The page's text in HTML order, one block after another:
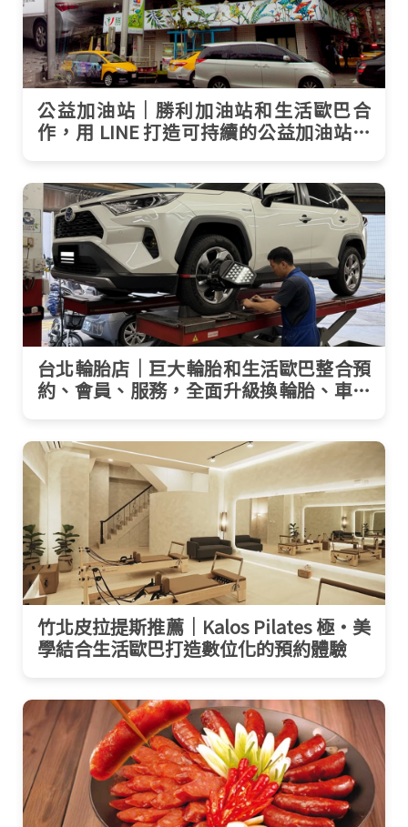
公益加油站｜勝利加油站和生活歐巴合
作，用 LINE 打造可持續的公益加油站體
台北輪胎店｜巨大輪胎和生活歐巴整合預
約、會員、服務，全面升級換輪胎、車輛
竹北皮拉提斯推薦｜Kalos Pilates 極‧美
學結合生活歐巴打造數位化的預約體驗